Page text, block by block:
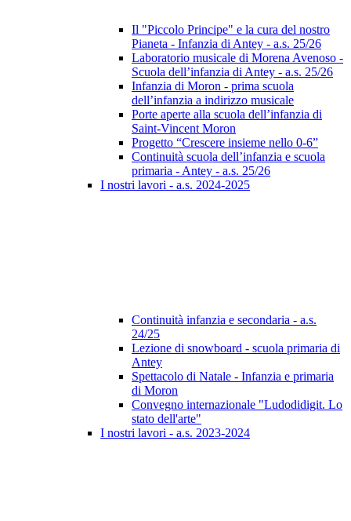
Il "Piccolo Principe" e la cura del nostro
Pianeta - Infanzia di Antey - a.s. 25/26
Laboratorio musicale di Morena Avenoso -
Scuola dell’infanzia di Antey - a.s. 25/26
Infanzia di Moron - prima scuola
dell’infanzia a indirizzo musicale
Porte aperte alla scuola dell’infanzia di
Saint-Vincent Moron
Progetto “Crescere insieme nello 0-6”
Continuità scuola dell’infanzia e scuola
primaria - Antey - a.s. 25/26
I nostri lavori - a.s. 2024-2025
Continuità infanzia e secondaria - a.s.
24/25
Lezione di snowboard - scuola primaria di
Antey
Spettacolo di Natale - Infanzia e primaria
di Moron
Convegno internazionale "Ludodidigit. Lo
stato dell'arte"
I nostri lavori - a.s. 2023-2024